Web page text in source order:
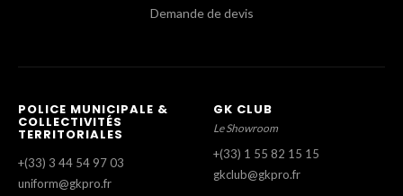
Demande de devis
POLICE MUNICIPALE &
COLLECTIVITÉS
TERRITORIALES
+(33) 3 44 54 97 03
uniform@gkpro.fr
GK CLUB
Le Showroom
+(33) 1 55 82 15 15
gkclub@gkpro.fr